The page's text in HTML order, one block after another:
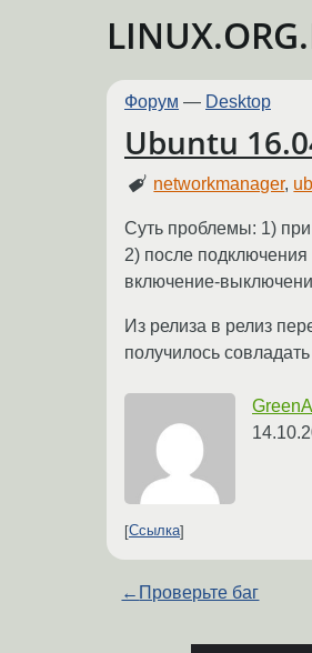
Форум — Desktop
Ubuntu
networkmanager,
Суть проблемы: 1)
2) после
включение-
Из релиза в релиз
получилось
Ссылка
← Проверьте баг